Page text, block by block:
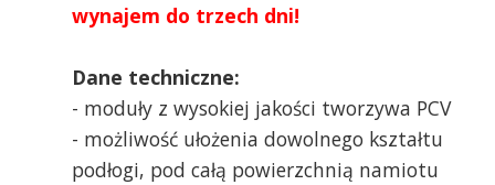
wynajem do trzech dni!
Dane techniczne:
- moduły z wysokiej jakości tworzywa PCV
- możliwość ułożenia dowolnego kształtu
podłogi, pod całą powierzchnią namiotu